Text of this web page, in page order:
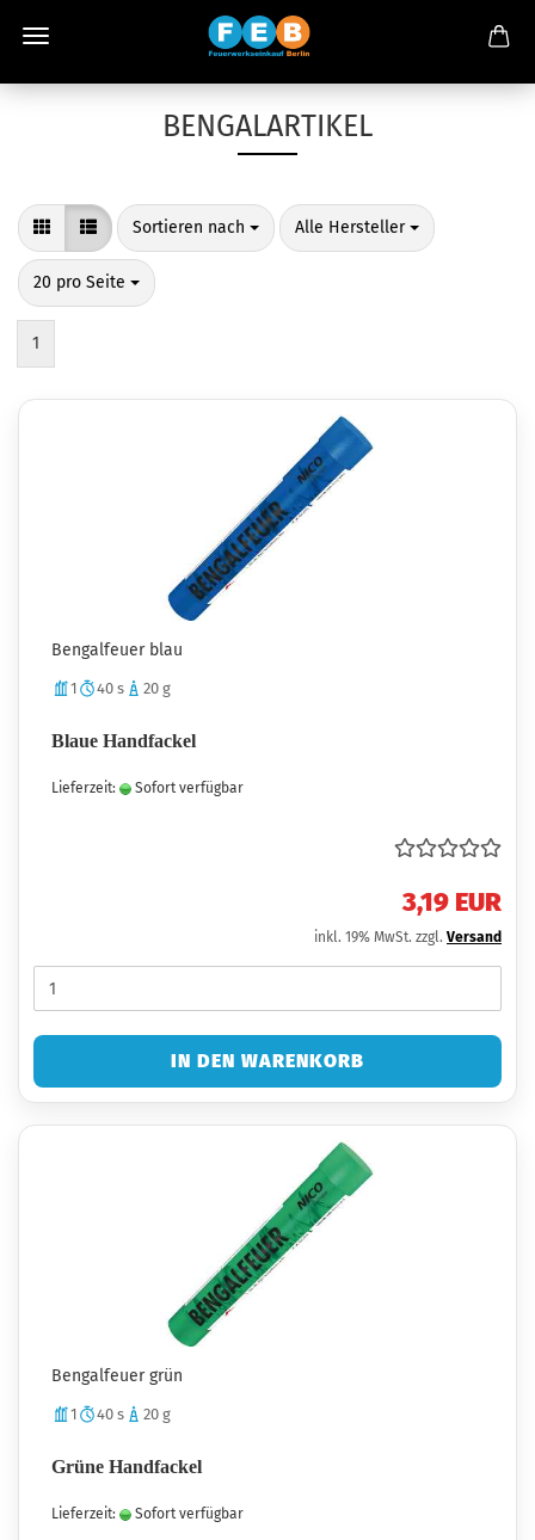
BENGALARTIKEL
Sortieren nach
Sortieren nach Alle Hersteller
pro Seite
20 pro Seite
pro Seite
1
Bengalfeuer blau
1 40 s 20 g
Blaue Handfackel
Lieferzeit: Sofort verfügbar
3,19 EUR
inkl. 19% MwSt. zzgl. Versand
IN DEN WARENKORB
Bengalfeuer grün
1 40 s 20 g
Grüne Handfackel
Lieferzeit: Sofort verfügbar